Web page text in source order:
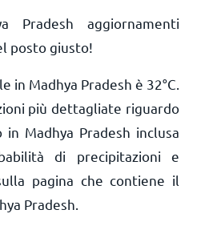
Pradesh aggiornamenti
posto giusto!
in Madhya Pradesh è 32°C
più dettagliate riguardo
Madhya Pradesh inclusa
di precipitazioni e
pagina che contiene il
Pradesh.